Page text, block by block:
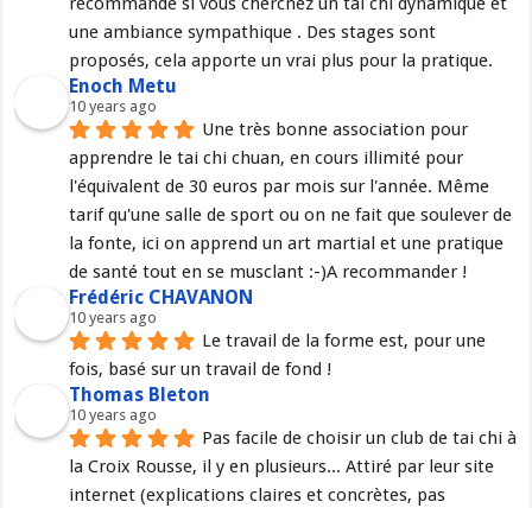
une ambiance sympathique . Des stages sont
proposés, cela apporte un vrai plus pour la pratique.
Enoch Metu
10 years ago
Une très bonne association pour
apprendre le tai chi chuan, en cours illimité pour
l'équivalent de 30 euros par mois sur l'année. Même
tarif qu'une salle de sport ou on ne fait que soulever de
la fonte, ici on apprend un art martial et une pratique
de santé tout en se musclant :-)A recommander !
Frédéric CHAVANON
10 years ago
Le travail de la forme est, pour une
fois, basé sur un travail de fond !
Thomas Bleton
10 years ago
Pas facile de choisir un club de tai chi à
la Croix Rousse, il y en plusieurs... Attiré par leur site
internet (explications claires et concrètes, pas